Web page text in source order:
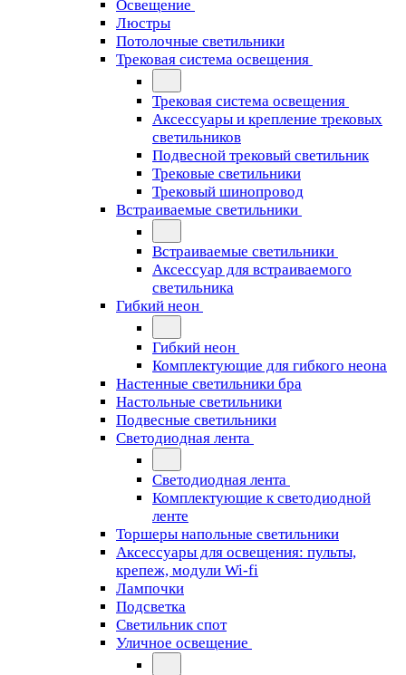
Освещение
Люстры
Потолочные светильники
Трековая система освещения
Трековая система освещения
Аксессуары и крепление трековых
светильников
Подвесной трековый светильник
Трековые светильники
Трековый шинопровод
Встраиваемые светильники
Встраиваемые светильники
Аксессуар для встраиваемого
светильника
Гибкий неон
Гибкий неон
Комплектующие для гибкого неона
Настенные светильники бра
Настольные светильники
Подвесные светильники
Светодиодная лента
Светодиодная лента
Комплектующие к светодиодной
ленте
Торшеры напольные светильники
Аксессуары для освещения: пульты,
крепеж, модули Wi-fi
Лампочки
Подсветка
Светильник спот
Уличное освещение